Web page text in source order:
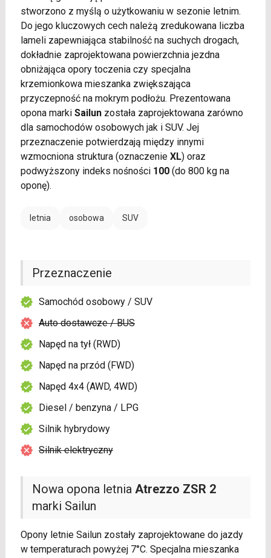
stworzono z myślą o użytkowaniu w sezonie letnim.
Do jego kluczowych cech należą zredukowana liczba
lameli zapewniająca stabilność na suchych drogach,
dokładnie zaprojektowana powierzchnia jezdna
obniżająca opory toczenia czy specjalna
krzemionkowa mieszanka zwiększająca
przyczepność na mokrym podłożu. Prezentowana
opona marki Sailunzostała zaprojektowana zarówno
dla samochodów osobowych jak i SUV. Jej
przeznaczenie potwierdzają między innymi
wzmocniona struktura (oznaczenie XL) oraz
podwyższony indeks nośności 100(do 800 kg na
oponę).
letnia osobowa SUV
Nowa opona letnia Atrezzo ZSR 2
marki Sailun
Opony letnie Sailun zostały zaprojektowane do jazdy
w temperaturach powyżej 7°C. Specjalna mieszanka
Przeznaczenie
Samochód osobowy / SUV
Auto dostawcze / BUS
Napęd na tył (RWD)
Napęd na przód (FWD)
Napęd 4x4 (AWD, 4WD)
Diesel / benzyna / LPG
Silnik hybrydowy
Silnik elektryczny